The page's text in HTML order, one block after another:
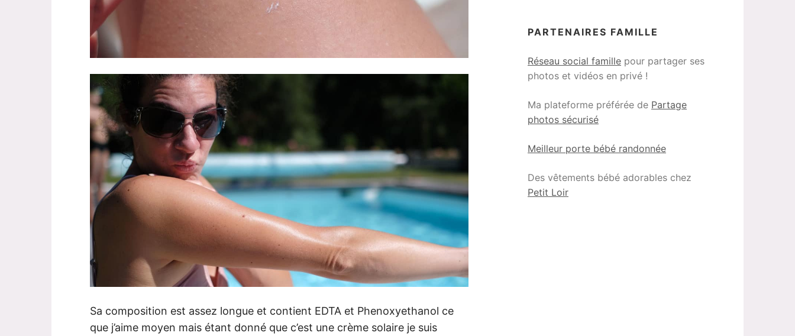
Sa composition est assez longue et contient EDTA et Phenoxyethanol ce
que j’aime moyen mais étant donné que c’est une crème solaire je suis
PARTENAIRES FAMILLE
Réseau social famille pour partager ses
photos et vidéos en privé !
Ma plateforme préférée de Partage
photos sécurisé
Meilleur porte bébé randonnée
Des vêtements bébé adorables chez
Petit Loir